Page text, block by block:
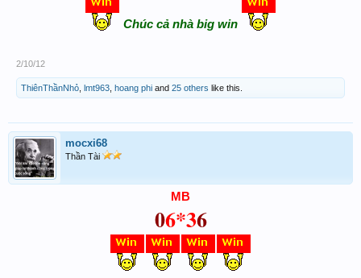
Chúc cả nhà big win
2/10/12
ThiênThầnNhỏ lmt963 hoang phi and 25 others like this.
mocxi68
Thần Tài
MB
06*36